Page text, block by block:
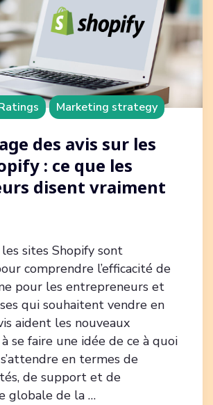
Marketing strategy
des avis sur les
: ce que les
disent vraiment
les sites Shopify sont
comprendre l’efficacité de
pour les entrepreneurs et
qui souhaitent vendre en
aident les nouveaux
se faire une idée de ce à quoi
en termes de
de support et de
globale de la …